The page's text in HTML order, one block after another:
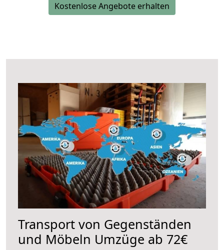
Kostenlose Angebote erhalten
Transport von Gegenständen
und Möbeln Umzüge ab 72€